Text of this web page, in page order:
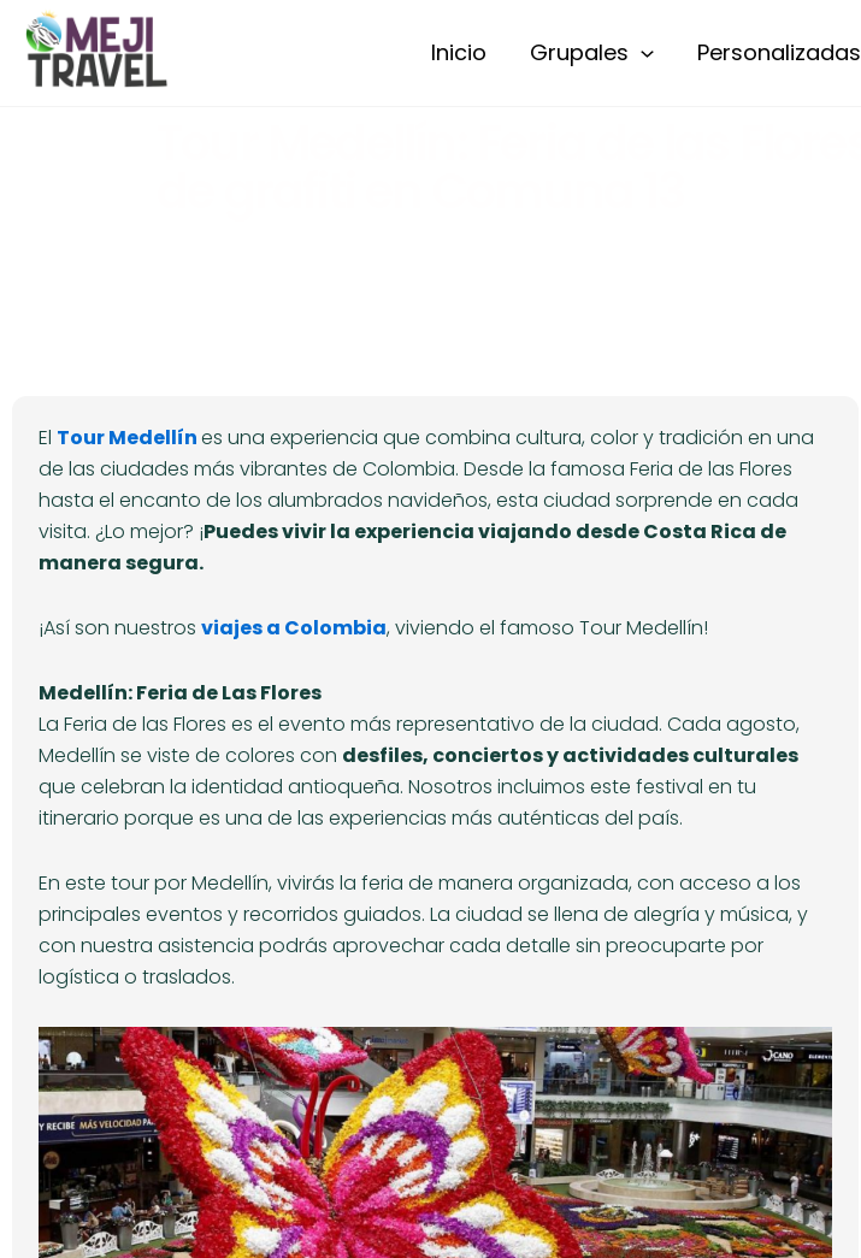
contenido
Inicio Grupales Personalizadas
El Tour Medellínes una experiencia que combina cultura, color y tradición en una
de las ciudades más vibrantes de Colombia. Desde la famosa Feria de las Flores
hasta el encanto de los alumbrados navideños, esta ciudad sorprende en cada
visita. ¿Lo mejor? ¡Puedes vivir la experiencia viajando desde Costa Rica de
manera segura.
¡Así son nuestrosviajes a Colombia, viviendo el famoso Tour Medellín!
Medellín: Feria de Las Flores
La Feria de las Flores es el evento más representativo de la ciudad. Cada agosto,
Medellín se viste de colores con desfiles, conciertos y actividades culturales
que celebran la identidad antioqueña. Nosotros incluimos este festival en tu
itinerario porque es una de las experiencias más auténticas del país.
En este tour por Medellín, vivirás la feria de manera organizada, con acceso a los
principales eventos y recorridos guiados. La ciudad se llena de alegría y música, y
con nuestra asistencia podrás aprovechar cada detalle sin preocuparte por
logística o traslados.